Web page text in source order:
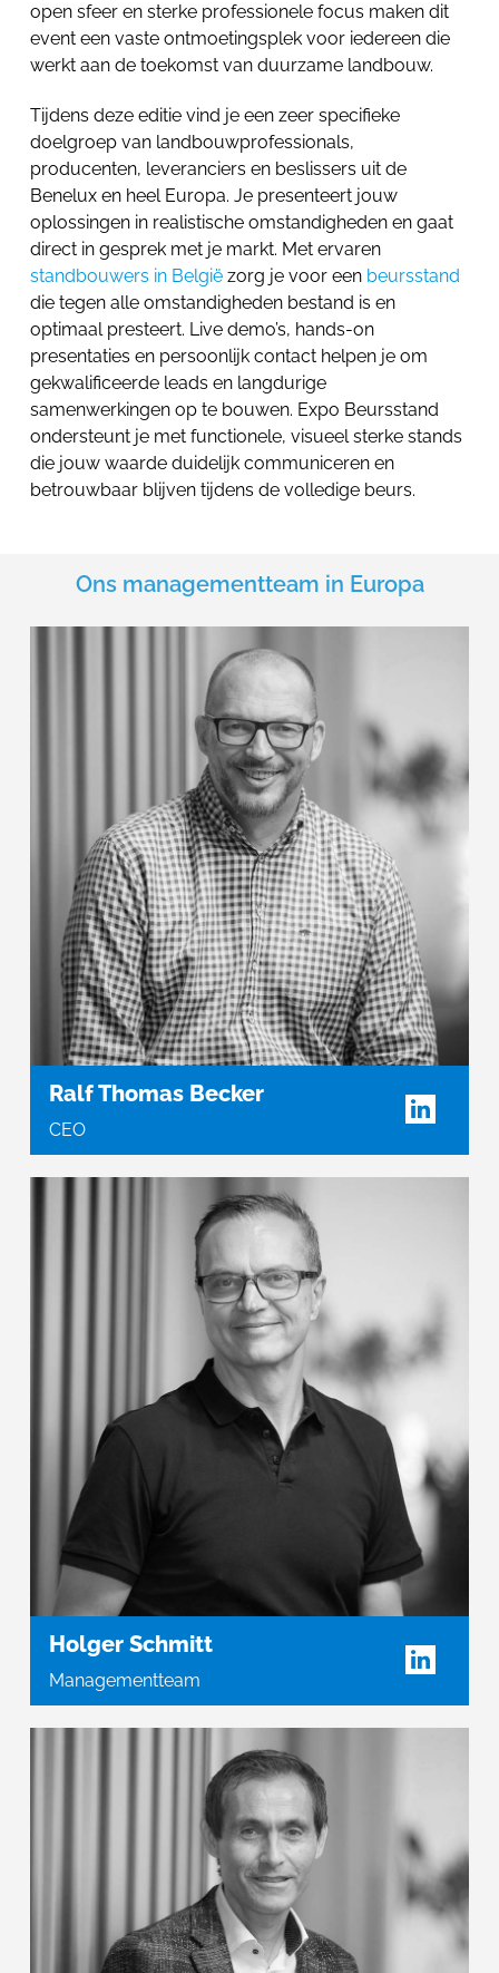
open sfeer en sterke professionele focus maken dit
event een vaste ontmoetingsplek voor iedereen die
werkt aan de toekomst van duurzame landbouw.
Tijdens deze editie vind je een zeer specifieke
doelgroep van landbouwprofessionals,
producenten, leveranciers en beslissers uit de
Benelux en heel Europa. Je presenteert jouw
oplossingen in realistische omstandigheden en gaat
direct in gesprek met je markt. Met ervaren
standbouwers in België zorg je voor een beursstand
die tegen alle omstandigheden bestand is en
optimaal presteert. Live demo’s, hands-on
presentaties en persoonlijk contact helpen je om
gekwalificeerde leads en langdurige
samenwerkingen op te bouwen. Expo Beursstand
ondersteunt je met functionele, visueel sterke stands
die jouw waarde duidelijk communiceren en
betrouwbaar blijven tijdens de volledige beurs.
Ons managementteam in Europa
Ralf Thomas Becker
CEO
Holger Schmitt
Managementteam